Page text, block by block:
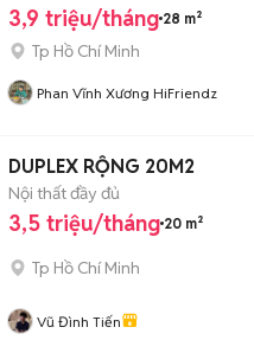
3,9 triệu/tháng 28 m²
Tp Hồ Chí Minh
Phan Vĩnh Xương HiFriendz
DUPLEX RỘNG 20M2
Nội thất đầy đủ
3,5 triệu/tháng 20 m²
Tp Hồ Chí Minh
Vũ Đình Tiến